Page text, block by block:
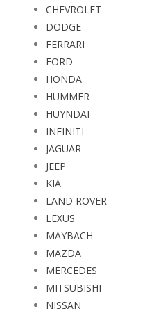
CHEVROLET
DODGE
FERRARI
FORD
HONDA
HUMMER
HUYNDAI
INFINITI
JAGUAR
JEEP
KIA
LAND ROVER
LEXUS
MAYBACH
MAZDA
MERCEDES
MITSUBISHI
NISSAN